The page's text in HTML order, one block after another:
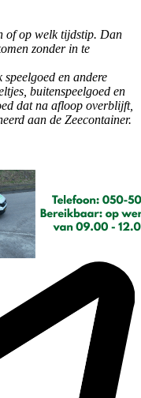
of op welk tijdstip. Dan
zonder in te
en andere
buitenspeelgoed en
dat na afloop overblijft,
aan de Zeecontainer.